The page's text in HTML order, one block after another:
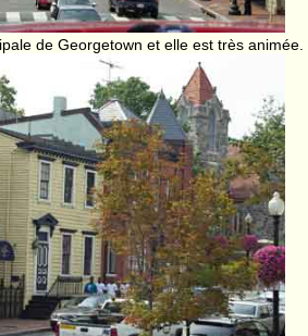
de Georgetown et elle est très animée.